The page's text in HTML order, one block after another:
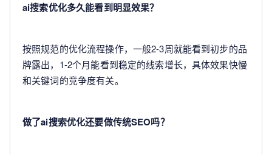
ai搜索优化多久能看到明显效果？
按照规范的优化流程操作，一般2-3周就能看到初步的品
牌露出，1-2个月能看到稳定的线索增长，具体效果快慢
和关键词的竞争度有关。
做了ai搜索优化还要做传统SEO吗？